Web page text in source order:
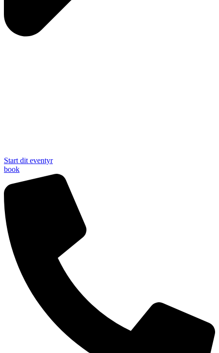
Start dit eventyr
book